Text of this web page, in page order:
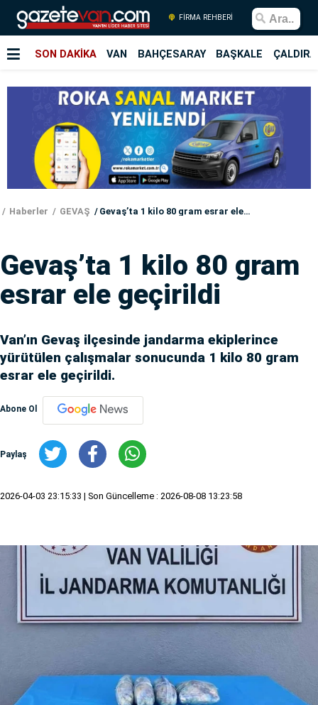
FİRMA REHBERİ
SON DAKİKA VAN BAHÇESARAY BAŞKALE
Haberler GEVAŞ Gevaş’ta 1 kilo 80 gram esrar ele geçirildi
Gevaş’ta 1 kilo 80 gram
esrar ele geçirildi
Van’ın Gevaş ilçesinde jandarma ekiplerince
yürütülen çalışmalar sonucunda 1 kilo 80 gram
esrar ele geçirildi.
Abone Ol
Paylaş
2026-04-03 23:15:33 | Son Güncelleme : 2026-08-08 13:23:58